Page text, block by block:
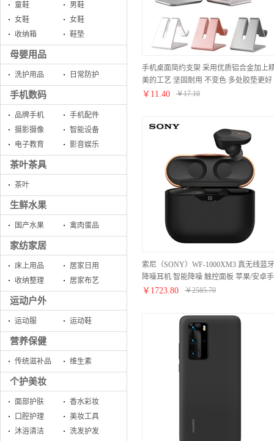
童鞋
男鞋
女鞋
女鞋
收纳箱
鞋垫
母婴用品
洗护用品 日常防护
手机数码
品牌手机
手机配件
摄影摄像
智能设备
电子教育
影音娱乐
茶叶茶具
茶叶
生鲜水果
国产水果 禽肉蛋品
家纺家居
床上用品
居家日用
收纳整理
居家布艺
运动户外
运动服 运动鞋
营养保健
传统滋补品 维生素
个护美妆
面部护肤
香水彩妆
口腔护理
美妆工具
沐浴清洁
洗发护发
手机桌面简约支架 采用优质铝合金加上
美的工艺 坚固耐用 不变色 多处胶垫更好
的保护手机 小巧便携 玫瑰金（颜色随机
￥ 11.40 ￥17.10
索尼（SONY）WF-1000XM3 真无线蓝牙
降噪耳机 智能降噪 触控面板 苹果/安卓手
机适用 黑色
￥ 1723.80 ￥2585.70